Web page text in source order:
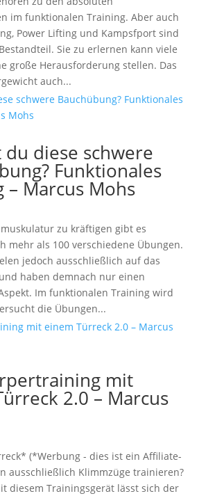
im funktionalen Training. Aber auch
Power Lifting und Kampsfport sind
Sie zu erlernen kann viele
große Herausforderung stellen. Das
auch...
du diese schwere
Funktionales
– Marcus Mohs
zu kräftigen gibt es
mehr als 100 verschiedene Übungen.
jedoch ausschließlich auf das
haben demnach nur einen
Im funktionalen Training wird
die Übungen...
mit
2.0 – Marcus
(*Werbung - dies ist ein Affiliate-
ausschließlich Klimmzüge trainieren?
diesem Trainingsgerät lässt sich der